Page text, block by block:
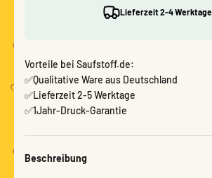
Lieferzeit 2-4 Werktage
Vorteile bei Saufstoff.de:
✅Qualitative Ware aus Deutschland
✅Lieferzeit 2-5 Werktage
✅1Jahr-Druck-Garantie
Beschreibung